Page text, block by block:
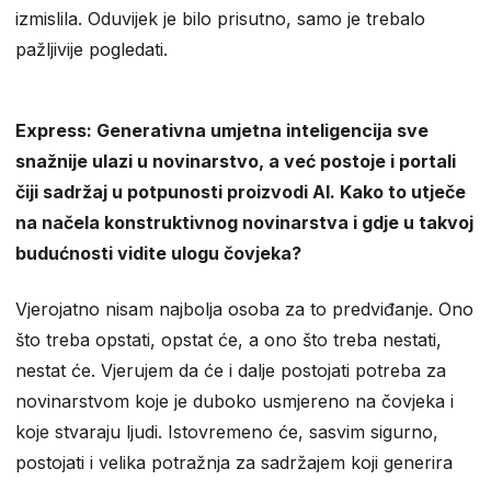
izmislila. Oduvijek je bilo prisutno, samo je trebalo
pažljivije pogledati.
Express: Generativna umjetna inteligencija sve
snažnije ulazi u novinarstvo, a već postoje i portali
čiji sadržaj u potpunosti proizvodi AI. Kako to utječe
na načela konstruktivnog novinarstva i gdje u takvoj
budućnosti vidite ulogu čovjeka?
Vjerojatno nisam najbolja osoba za to predviđanje. Ono
što treba opstati, opstat će, a ono što treba nestati,
nestat će. Vjerujem da će i dalje postojati potreba za
novinarstvom koje je duboko usmjereno na čovjeka i
koje stvaraju ljudi. Istovremeno će, sasvim sigurno,
postojati i velika potražnja za sadržajem koji generira